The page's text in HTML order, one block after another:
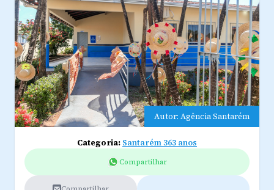
Autor: Agência Santarém
Categoria: Santarém 363 anos
Compartilhar